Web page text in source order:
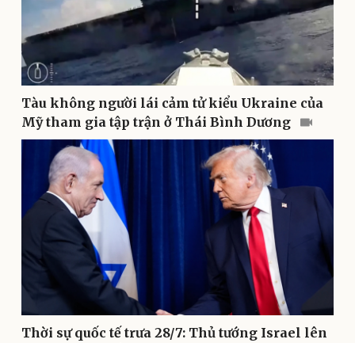
Văn hóa
Sân khấu - Điện ảnh
Văn học
Âm nhạc
Giải trí
Nghệ sĩ
Sao Việt
Tàu không người lái cảm tử kiểu Ukraine của
Mỹ tham gia tập trận ở Thái Bình Dương
Thời sự quốc tế trưa 28/7: Thủ tướng Israel lên